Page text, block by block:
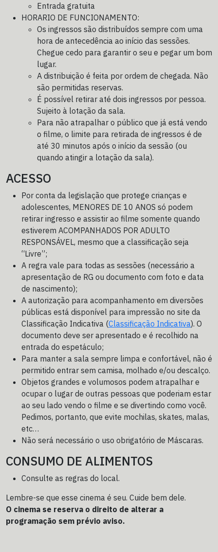
Entrada gratuita
HORARIO DE FUNCIONAMENTO:
Os ingressos são distribuídos sempre com uma
hora de antecedência ao início das sessões.
Chegue cedo para garantir o seu e pegar um bom
lugar.
A distribuição é feita por ordem de chegada. Não
são permitidas reservas.
É possível retirar até dois ingressos por pessoa.
Sujeito à lotação da sala.
Para não atrapalhar o público que já está vendo
o filme, o limite para retirada de ingressos é de
até 30 minutos após o início da sessão (ou
quando atingir a lotação da sala).
ACESSO
Por conta da legislação que protege crianças e
adolescentes, MENORES DE 10 ANOS só podem
retirar ingresso e assistir ao filme somente quando
estiverem ACOMPANHADOS POR ADULTO
RESPONSÁVEL, mesmo que a classificação seja
“Livre”;
A regra vale para todas as sessões (necessário a
apresentação de RG ou documento com foto e data
de nascimento);
A autorização para acompanhamento em diversões
públicas está disponível para impressão no site da
Classificação Indicativa (Classificação Indicativa). O
documento deve ser apresentado e é recolhido na
entrada do espetáculo;
Para manter a sala sempre limpa e confortável, não é
permitido entrar sem camisa, molhado e/ou descalço.
Objetos grandes e volumosos podem atrapalhar e
ocupar o lugar de outras pessoas que poderiam estar
ao seu lado vendo o filme e se divertindo como você.
Pedimos, portanto, que evite mochilas, skates, malas,
etc…
Não será necessário o uso obrigatório de Máscaras.
CONSUMO DE ALIMENTOS
Consulte as regras do local.
Lembre-se que esse cinema é seu. Cuide bem dele.
O cinema se reserva o direito de alterar a
programação sem prévio aviso.